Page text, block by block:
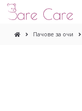
Пачове за очи